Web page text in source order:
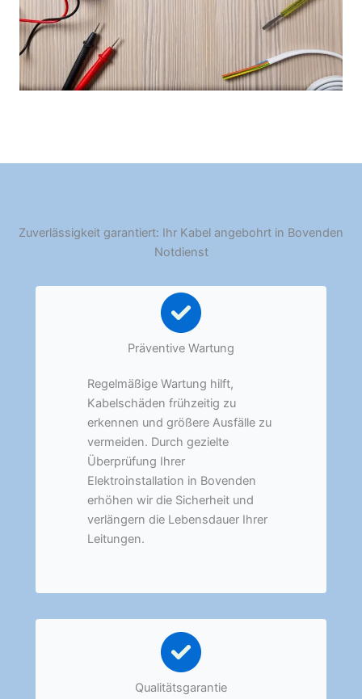
Zuverlässigkeit garantiert: Ihr Kabel angebohrt in Bovenden
Notdienst
Präventive Wartung
Regelmäßige Wartung hilft,
Kabelschäden frühzeitig zu
erkennen und größere Ausfälle zu
vermeiden. Durch gezielte
Überprüfung Ihrer
Elektroinstallation in Bovenden
erhöhen wir die Sicherheit und
verlängern die Lebensdauer Ihrer
Leitungen.
Qualitätsgarantie